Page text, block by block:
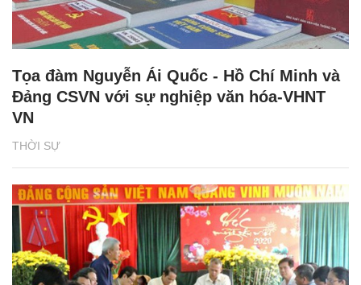
THỜI SỰ
Tọa đàm Nguyễn Ái Quốc - Hồ Chí Minh và
Đảng CSVN với sự nghiệp văn hóa-VHNT
VN